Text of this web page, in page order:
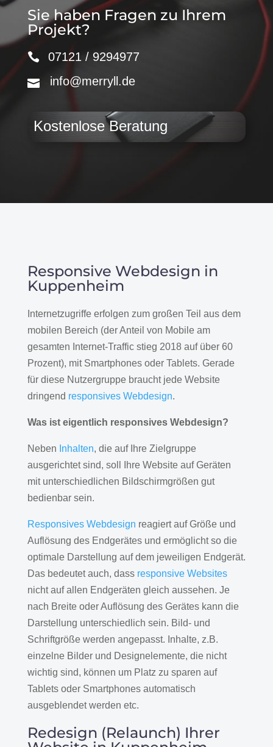
Sie haben Fragen zu Ihrem
Projekt?
07121 / 9294977
info@merryll.de
Kostenlose Beratung
Responsive Webdesign in
Kuppenheim
Internetzugriffe erfolgen zum großen Teil aus dem
mobilen Bereich (der Anteil von Mobile am
gesamten Internet-Traffic stieg 2018 auf über 60
Prozent), mit Smartphones oder Tablets. Gerade
für diese Nutzergruppe braucht jede Website
dringend responsives Webdesign.
Was ist eigentlich responsives Webdesign?
Neben Inhalten, die auf Ihre Zielgruppe
ausgerichtet sind, soll Ihre Website auf Geräten
mit unterschiedlichen Bildschirmgrößen gut
bedienbar sein.
Responsives Webdesign reagiert auf Größe und
Auflösung des Endgerätes und ermöglicht so die
optimale Darstellung auf dem jeweiligen Endgerät.
Das bedeutet auch, dass responsive Websites
nicht auf allen Endgeräten gleich aussehen. Je
nach Breite oder Auflösung des Gerätes kann die
Darstellung unterschiedlich sein. Bild- und
Schriftgröße werden angepasst. Inhalte, z.B.
einzelne Bilder und Designelemente, die nicht
wichtig sind, können um Platz zu sparen auf
Tablets oder Smartphones automatisch
ausgeblendet werden etc.
Redesign (Relaunch) Ihrer